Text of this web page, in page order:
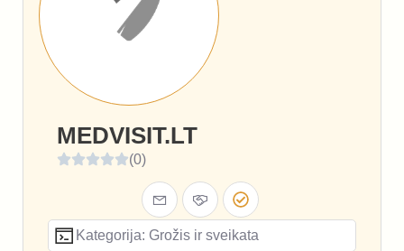
MEDVISIT.LT
(0)
Kategorija: Grožis ir sveikata